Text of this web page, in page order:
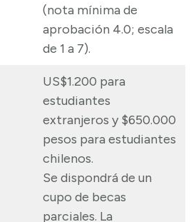
(nota mínima de
aprobación 4.0; escala
de 1 a 7).
US$1.200 para
estudiantes
extranjeros y $650.000
pesos para estudiantes
chilenos.
Se dispondrá de un
cupo de becas
parciales. La